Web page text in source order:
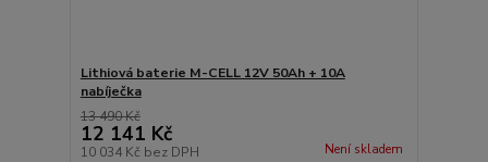
Lithiová baterie M-CELL 12V 50Ah + 10A
nabíječka
13 490 Kč
12 141 Kč
10 034 Kč bez DPH Není skladem